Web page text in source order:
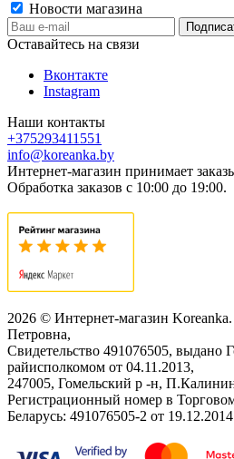
Новости магазина
Оставайтесь на связи
Вконтакте
Instagram
Наши контакты
+375293411551
info@koreanka.by
Интернет-магазин принимает
Обработка заказов с 10:00 до 19:00.
2026 © Интернет-магазин
Петровна,
Свидетельство ‎491076505, выдано
райисполкомом от 04.11.2013,
247005, Гомельский р -н,
Регистрационный номер в
Беларусь: ‎491076505-2 от 19.12.2014